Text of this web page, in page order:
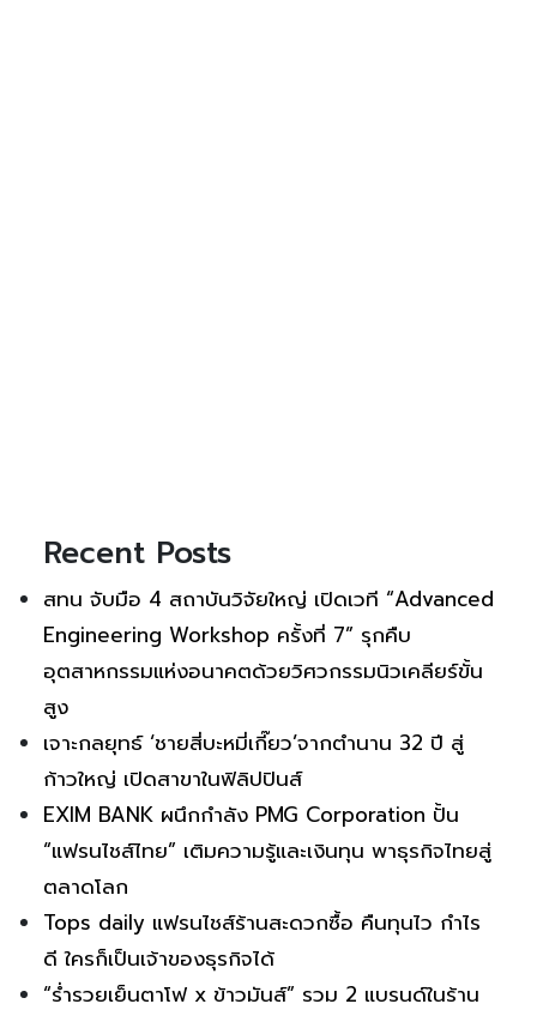
Recent Posts
สทน จับมือ 4 สถาบันวิจัยใหญ่ เปิดเวที “Advanced
Engineering Workshop ครั้งที่ 7” รุกคืบ
อุตสาหกรรมแห่งอนาคตด้วยวิศวกรรมนิวเคลียร์ขั้น
สูง
เจาะกลยุทธ์ ‘ชายสี่บะหมี่เกี๊ยว’จากตำนาน 32 ปี สู่
ก้าวใหญ่ เปิดสาขาในฟิลิปปินส์
EXIM BANK ผนึกกำลัง PMG Corporation ปั้น
“แฟรนไชส์ไทย” เติมความรู้และเงินทุน พาธุรกิจไทยสู่
ตลาดโลก
Tops daily แฟรนไชส์ร้านสะดวกซื้อ คืนทุนไว กำไร
ดี ใครก็เป็นเจ้าของธุรกิจได้
“ร่ำรวยเย็นตาโฟ x ข้าวมันส์” รวม 2 แบรนด์ในร้าน